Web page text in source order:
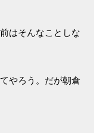
はそんなことしな
やろう。だが朝倉